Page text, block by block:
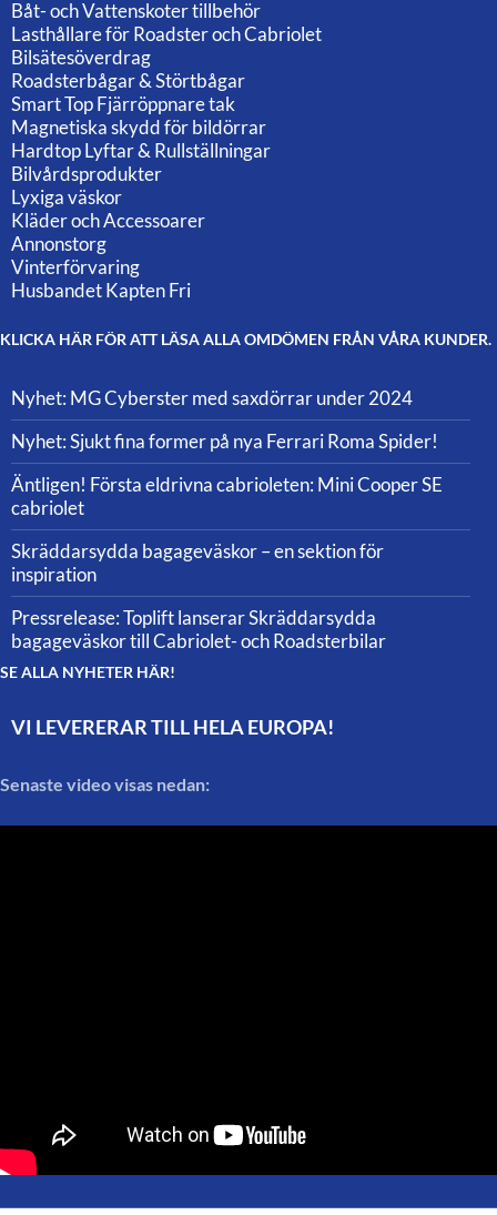
Båt- och Vattenskoter tillbehör
Lasthållare för Roadster och Cabriolet
Bilsätesöverdrag
Roadsterbågar & Störtbågar
Smart Top Fjärröppnare tak
Magnetiska skydd för bildörrar
Hardtop Lyftar & Rullställningar
Bilvårdsprodukter
Lyxiga väskor
Kläder och Accessoarer
Annonstorg
Vinterförvaring
Husbandet Kapten Fri
KLICKA HÄR FÖR ATT LÄSA ALLA OMDÖMEN FRÅN VÅRA KUNDER.
Nyhet: MG Cyberster med saxdörrar under 2024
Nyhet: Sjukt fina former på nya Ferrari Roma Spider!
Äntligen! Första eldrivna cabrioleten: Mini Cooper SE
cabriolet
Skräddarsydda bagageväskor – en sektion för
inspiration
Pressrelease: Toplift lanserar Skräddarsydda
bagageväskor till Cabriolet- och Roadsterbilar
SE ALLA NYHETER HÄR!
VI LEVERERAR TILL HELA EUROPA!
Senaste video visas nedan: